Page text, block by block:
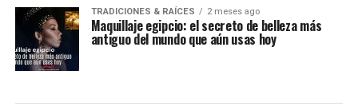
TRADICIONES & RAÍCES 2 meses ago
Maquillaje egipcio: el secreto de belleza más
antiguo del mundo que aún usas hoy